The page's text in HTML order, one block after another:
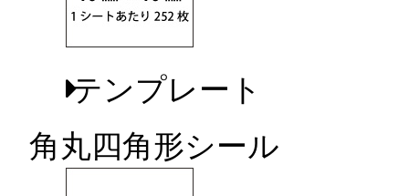
テンプレート
角丸四角形シール